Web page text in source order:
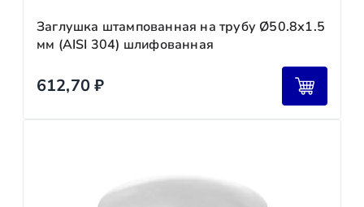
Заглушка штампованная на трубу Ø50.8х1.5
мм (AISI 304) шлифованная
612,70₽